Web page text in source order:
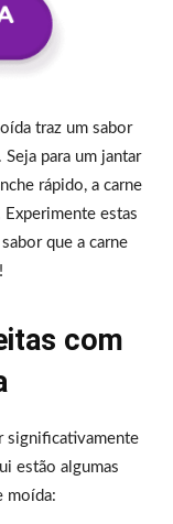
traz um sabor
para um jantar
rápido, a carne
estas
que a carne
com
significativamente
estão algumas
moída: